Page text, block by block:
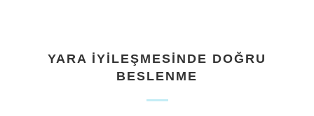
YARA İYİLEŞMESİNDE DOĞRU
BESLENME